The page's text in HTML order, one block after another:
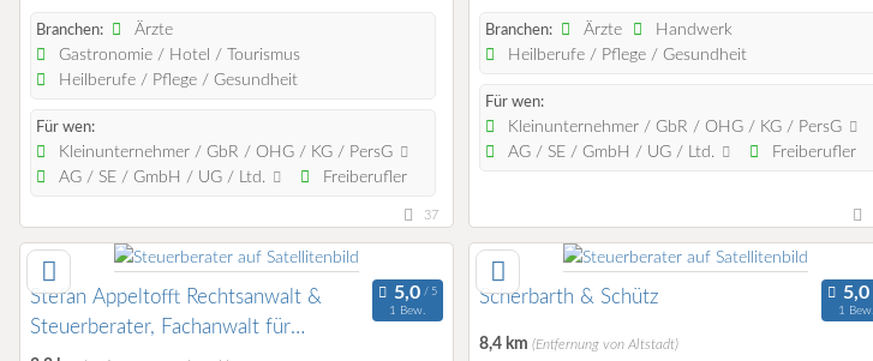
Branchen:
Ärzte
Gastronomie / Hotel / Tourismus
Heilberufe / Pflege / Gesundheit
Für wen:
Kleinunternehmer / GbR / OHG / KG / PersG
AG / SE / GmbH / UG / Ltd.
Freiberufler
37
Branchen: Ärzte
Handwerk
Heilberufe / Pflege / Gesundheit
Für wen:
Kleinunternehmer / GbR / OHG / KG / PersG
AG / SE / GmbH / UG / Ltd.
Freiberufler
Stefan Appeltofft Rechtsanwalt &
Steuerberater, Fachanwalt für
1 Bew.
Scherbarth & Schütz
1 Bew.
8,4 km (Entfernung von Altstadt)